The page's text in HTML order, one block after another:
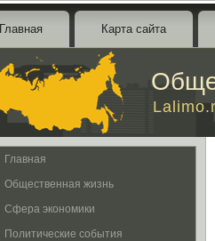
Главная Карта сайта
Главная
Общественная жизнь
Сфера экономики
Политические события